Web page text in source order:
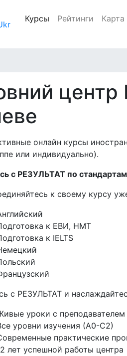
Курсы (current)
Рейтинги Карта
центр
онлайн курсы
или индивидуально).
с РЕЗУЛЬТАТ по
к своему курсу
к ЕВИ, НМТ
к IELTS
с РЕЗУЛЬТАТ и
уроки с
уровни изучения (А0-С2)
практические
лет успешной работы центра